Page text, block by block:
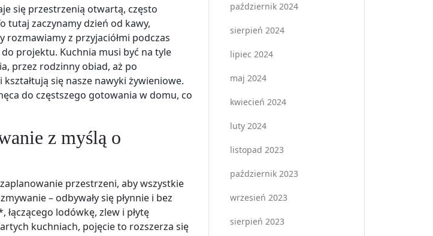
się przestrzenią otwartą, często
tutaj zaczynamy dzień od kawy,
rozmawiamy z przyjaciółmi podczas
projektu. Kuchnia musi być na tyle
przez rodzinny obiad, aż po
się nasze nawyki żywieniowe.
do częstszego gotowania w domu, co
z myślą o
przestrzeni, aby wszystkie
– odbywały się płynnie i bez
lodówkę, zlew i płytę
kuchniach, pojęcie to rozszerza się
październik 2024
sierpień 2024
lipiec 2024
maj 2024
kwiecień 2024
luty 2024
listopad 2023
październik 2023
wrzesień 2023
sierpień 2023